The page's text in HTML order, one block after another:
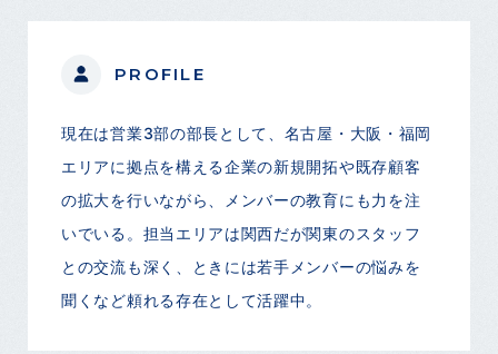
PROFILE
現在は営業3部の部長として、名古屋・大阪・福岡
エリアに拠点を構える企業の新規開拓や既存顧客
の拡大を行いながら、メンバーの教育にも力を注
いでいる。担当エリアは関西だが関東のスタッフ
との交流も深く、ときには若手メンバーの悩みを
聞くなど頼れる存在として活躍中。